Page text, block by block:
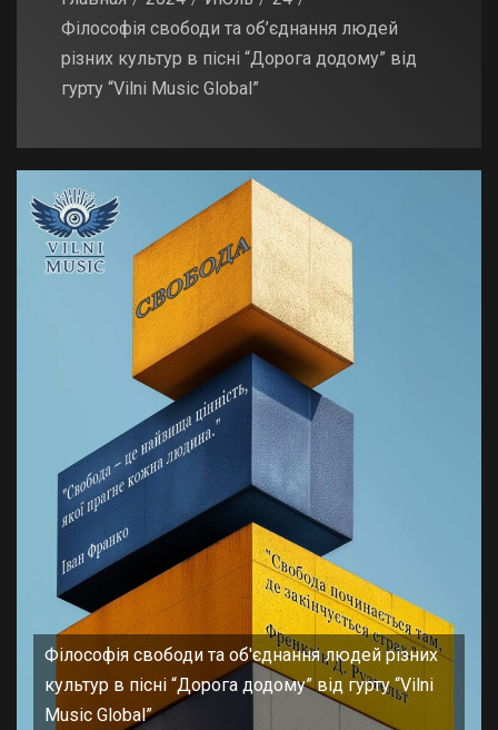
Філософія свободи та об’єднання людей
різних культур в пісні “Дорога додому” від
гурту “Vilni Music Global”
Філософія свободи та об'єднання людей різних
культур в пісні “Дорога додому” від гурту “Vilni
Music Global”